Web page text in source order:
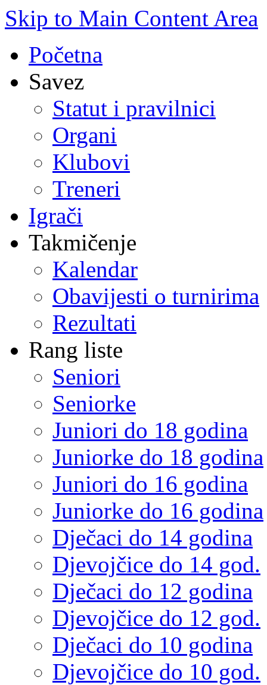
Skip to Main Content Area
Početna
Savez
Statut i pravilnici
Organi
Klubovi
Treneri
Igrači
Takmičenje
Kalendar
Obavijesti o turnirima
Rezultati
Rang liste
Seniori
Seniorke
Juniori do 18 godina
Juniorke do 18 godina
Juniori do 16 godina
Juniorke do 16 godina
Dječaci do 14 godina
Djevojčice do 14 god.
Dječaci do 12 godina
Djevojčice do 12 god.
Dječaci do 10 godina
Djevojčice do 10 god.